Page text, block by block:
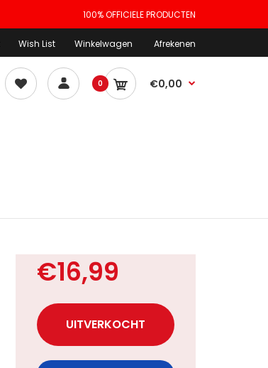
100% OFFICIELE PRODUCTEN
Wish List Winkelwagen Afrekenen
0 €0,00
€16,99